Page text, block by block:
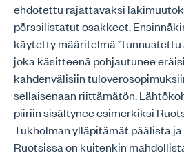
ehdotettu rajattavaksi
pörssilistatut osakkeet.
käytetty määritelmä ”tunnustettu
joka käsitteenä pohjautunee
kahdenvälisiin
sellaisenaan riittämätön.
piiriin sisältynee esimerkiksi
Tukholman ylläpitämät päälista
Ruotsissa on kuitenkin